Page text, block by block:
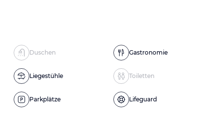
Duschen Gastronomie
Liegestühle Toiletten
Parkplätze Lifeguard